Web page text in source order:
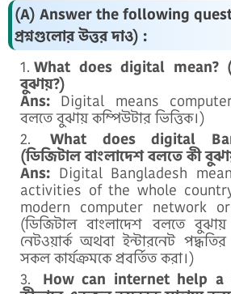
(A) Answer the following
প্রশ্নগুলোর উত্তর দাও) :
What does digital mean?
বুঝায়?)
Ans: Digital means
বলতে বুঝায় কম্পিউটার ভিত্তিক।)
What does digital
(ডিজিটাল বাংলাদেশ বলতে কী
Ans: Digital Bangladesh
activities of the whole
modern computer network
(ডিজিটাল বাংলাদেশ বলতে
নেটওয়ার্ক অথবা ইন্টারনেট পদ্ধতির
সকল কার্যক্রমকে প্রবর্তিত করা।)
How can internet help a